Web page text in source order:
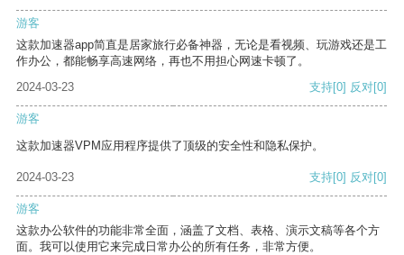
游客
这款加速器app简直是居家旅行必备神器，无论是看视频、玩游戏还是工
作办公，都能畅享高速网络，再也不用担心网速卡顿了。
2024-03-23
支持[0] 反对[0]
游客
这款加速器VPM应用程序提供了顶级的安全性和隐私保护。
2024-03-23 支持[0] 反对[0]
游客
这款办公软件的功能非常全面，涵盖了文档、表格、演示文稿等各个方
面。我可以使用它来完成日常办公的所有任务，非常方便。